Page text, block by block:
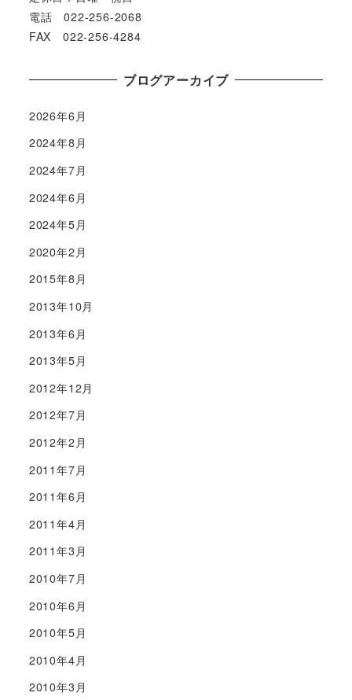
電話 022-256-2068
FAX 022-256-4284
ブログアーカイブ
2026年6月
2024年8月
2024年7月
2024年6月
2024年5月
2020年2月
2015年8月
2013年10月
2013年6月
2013年5月
2012年12月
2012年7月
2012年2月
2011年7月
2011年6月
2011年4月
2011年3月
2010年7月
2010年6月
2010年5月
2010年4月
2010年3月